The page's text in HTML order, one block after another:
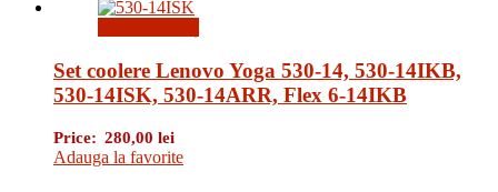
Set coolere Lenovo Yoga 530-14, 530-14IKB,
530-14ISK, 530-14ARR, Flex 6-14IKB
Price: 280,00 lei
Adauga la favorite